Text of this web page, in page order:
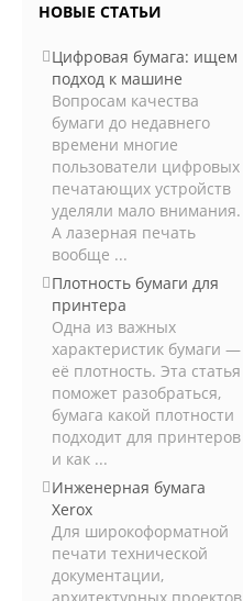
НОВЫЕ СТАТЬИ
Цифровая бумага: ищем
подход к машине
Вопросам качества
бумаги до недавнего
времени многие
пользователи цифровых
печатающих устройств
уделяли мало внимания.
А лазерная печать
вообще ...
Плотность бумаги для
принтера
Одна из важных
характеристик бумаги —
её плотность. Эта статья
поможет разобраться,
бумага какой плотности
подходит для принтеров
и как ...
Инженерная бумага
Xerox
Для широкоформатной
печати технической
документации,